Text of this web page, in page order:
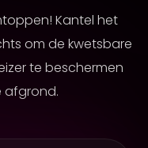
Kantel het
om de kwetsbare
te beschermen
afgrond.